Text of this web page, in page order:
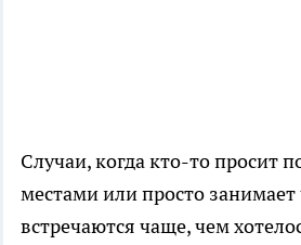
Случаи, когда кто-то просит
местами или просто
встречаются чаще, чем